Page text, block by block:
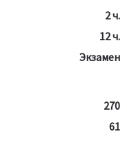
2 ч.
12 ч.
Экзамен
270
61